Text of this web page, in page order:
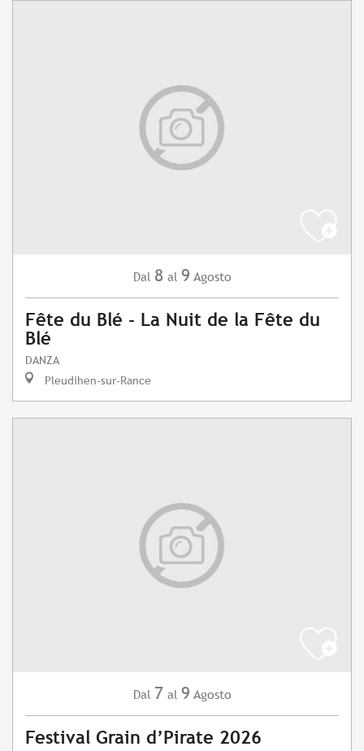
Dal 8 al 9 Agosto
Fête du Blé - La Nuit de la Fête du
Blé
DANZA
Pleudihen-sur-Rance
Dal 7 al 9 Agosto
Festival Grain d’Pirate 2026